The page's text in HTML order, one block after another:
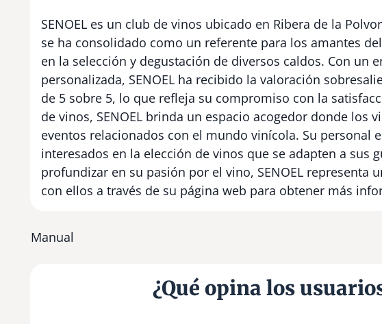
SENOEL es un club de vinos ubicado en Ribera de la
se ha consolidado como un referente para los amantes
en la selección y degustación de diversos caldos. Con un
personalizada, SENOEL ha recibido la valoración
de 5 sobre 5, lo que refleja su compromiso con la
de vinos, SENOEL brinda un espacio acogedor donde los
eventos relacionados con el mundo vinícola. Su personal
interesados en la elección de vinos que se adapten a sus
profundizar en su pasión por el vino, SENOEL representa
con ellos a través de su página web para obtener más
Manual
¿Qué opina los